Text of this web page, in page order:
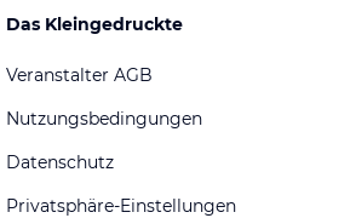
Das Kleingedruckte
Veranstalter AGB
Nutzungsbedingungen
Datenschutz
Privatsphäre-Einstellungen